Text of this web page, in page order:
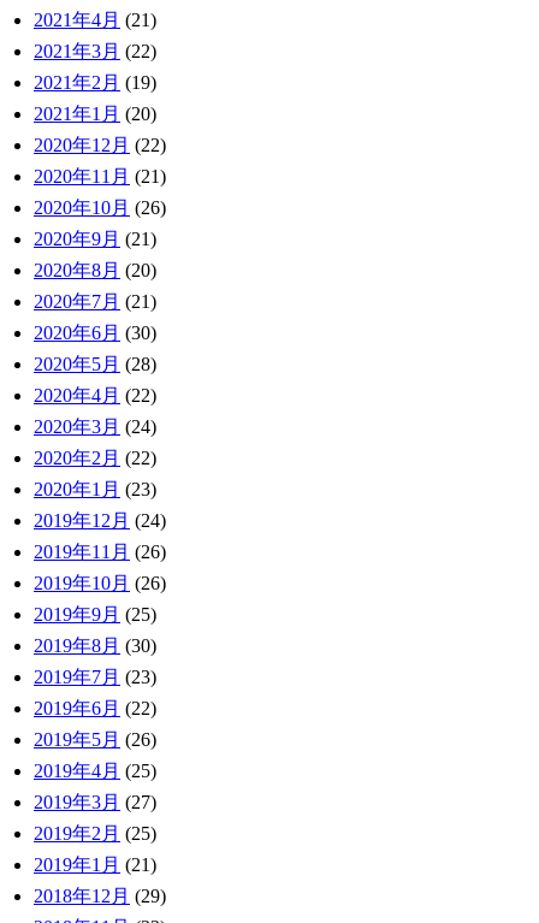
2021年4月 (21)
2021年3月 (22)
2021年2月 (19)
2021年1月 (20)
2020年12月 (22)
2020年11月 (21)
2020年10月 (26)
2020年9月 (21)
2020年8月 (20)
2020年7月 (21)
2020年6月 (30)
2020年5月 (28)
2020年4月 (22)
2020年3月 (24)
2020年2月 (22)
2020年1月 (23)
2019年12月 (24)
2019年11月 (26)
2019年10月 (26)
2019年9月 (25)
2019年8月 (30)
2019年7月 (23)
2019年6月 (22)
2019年5月 (26)
2019年4月 (25)
2019年3月 (27)
2019年2月 (25)
2019年1月 (21)
2018年12月 (29)